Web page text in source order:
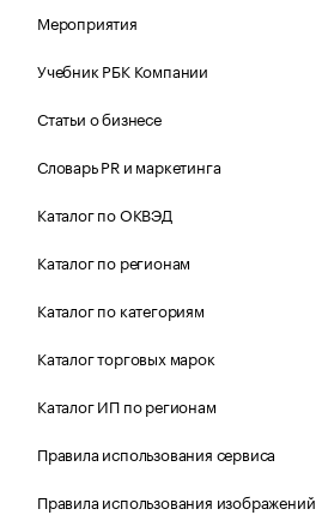
Мероприятия
Учебник РБК Компании
Статьи о бизнесе
Словарь PR и маркетинга
Каталог по ОКВЭД
Каталог по регионам
Каталог по категориям
Каталог торговых марок
Каталог ИП по регионам
Правила использования сервиса
Правила использования изображений